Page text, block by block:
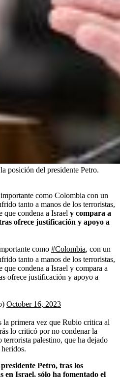
posición del presidente Petro.
como Colombia con un
tanto a manos de los terroristas,
que condena a Israel y compara a
ofrece justificación y apoyo a
como #Colombia, con un
tanto a manos de los terroristas,
que condena a Israel y compara a
ofrece justificación y apoyo a
October 16, 2023
la primera vez que Rubio critica al
lo criticó por no condenar la
palestino, que ha dejado
Petro, tras los
en Israel, sólo ha fomentado el